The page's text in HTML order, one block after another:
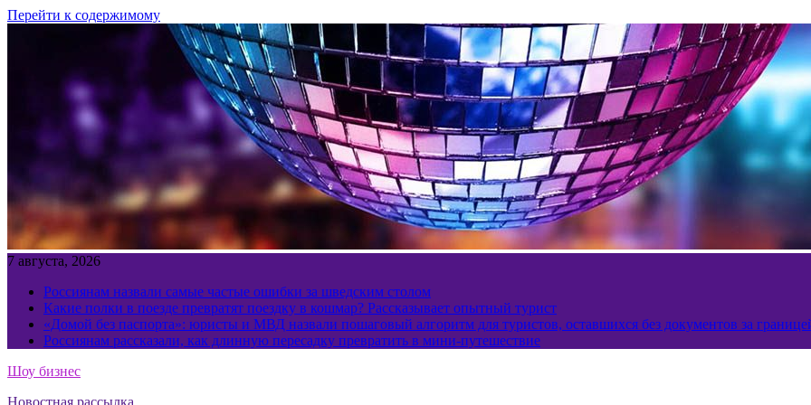
Перейти к содержимому
7 августа, 2026
Россиянам назвали самые частые ошибки за шведским столом
Какие полки в поезде превратят поездку в кошмар? Рассказывает опытный турист
«Домой без паспорта»: юристы и МВД назвали пошаговый алгоритм для туристов, оставшихся без документов за
Россиянам рассказали, как длинную пересадку превратить в мини-путешествие
Шоу бизнес
Новостная рассылка